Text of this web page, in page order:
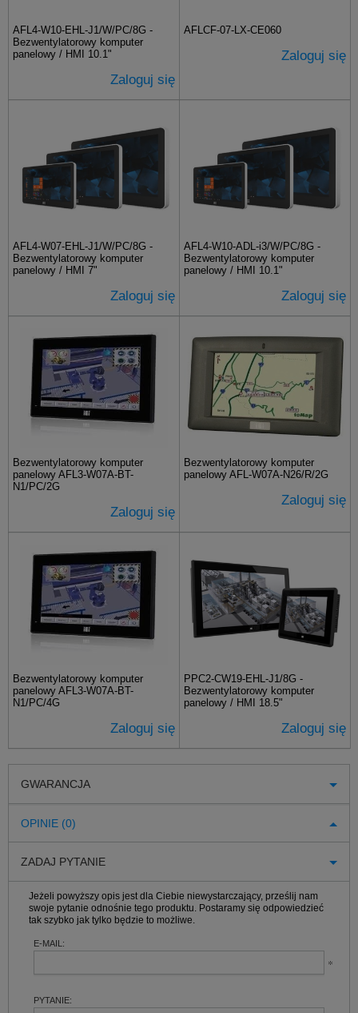
AFL4-W10-EHL-J1/W/PC/8G -
Bezwentylatorowy komputer
panelowy / HMI 10.1"
Zaloguj się
AFLCF-07-LX-CE060
Zaloguj się
AFL4-W07-EHL-J1/W/PC/8G -
Bezwentylatorowy komputer
panelowy / HMI 7"
Zaloguj się
AFL4-W10-ADL-i3/W/PC/8G -
Bezwentylatorowy komputer
panelowy / HMI 10.1"
Zaloguj się
Bezwentylatorowy komputer
panelowy AFL3-W07A-BT-
N1/PC/2G
Zaloguj się
Bezwentylatorowy komputer
panelowy AFL-W07A-N26/R/2G
Zaloguj się
Bezwentylatorowy komputer
panelowy AFL3-W07A-BT-
N1/PC/4G
Zaloguj się
PPC2-CW19-EHL-J1/8G -
Bezwentylatorowy komputer
panelowy / HMI 18.5"
Zaloguj się
GWARANCJA
OPINIE (0)
ZADAJ PYTANIE
Jeżeli powyższy opis jest dla Ciebie niewystarczający, prześlij nam
swoje pytanie odnośnie tego produktu. Postaramy się odpowiedzieć
tak szybko jak tylko będzie to możliwe.
E-MAIL:
PYTANIE: